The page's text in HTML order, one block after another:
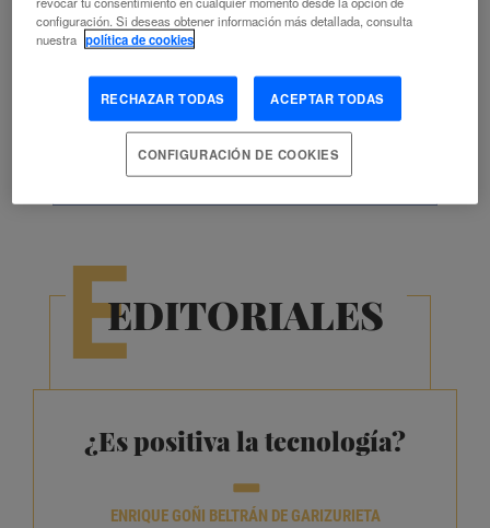
Neurocientífico, divulgador y activista en defensa de
los neuroderechos
EEDITORIALES
¿Es positiva la tecnología?
ENRIQUE GOÑI BELTRÁN DE GARIZURIETA
configuración. Si deseas obtener información más detallada, consulta
nuestra política de cookies
RECHAZAR TODAS ACEPTAR TODAS
CONFIGURACIÓN DE COOKIES